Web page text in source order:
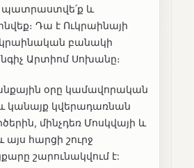
պատրաստվե՛ք և
Դա է Ուկրաինայի
բանակի
Արտիոմ Սոխանը։
օրը կամավորական
կանայք կվերադառնան
մինչդեռ Մոսկվայի և
հարցի շուրջ
շարունակվում է: